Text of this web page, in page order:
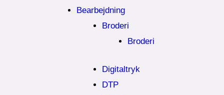
Bearbejdning
Broderi
Broderi
Digitaltryk
DTP